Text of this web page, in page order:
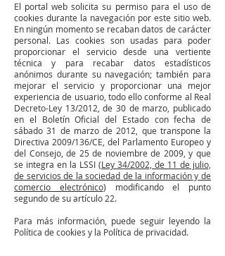
El portal web solicita su permiso para el uso de
cookies durante la navegación por este sitio web.
En ningún momentose recaban datos de carácter
personal. Las cookies son usadas para poder
proporcionar el servicio desde una vertiente
técnica y para recabar datos estadísticos
anónimos durante su navegación; también para
mejorar el servicio y proporcionar una mejor
experiencia de usuario, todo ello conforme al Real
Decreto-Ley 13/2012, de 30 de marzo, publicado
en el Boletín Oficial del Estado con fecha de
sábado 31 de marzo de 2012, que transpone la
Directiva 2009/136/CE, del Parlamento Europeo y
del Consejo, de 25 de noviembre de 2009, y que
se integra en la LSSI (Ley 34/2002, de 11 de julio,
de servicios de la sociedad de la información y de
comercio electrónico) modificando el punto
segundo de su artículo 22.
Para más información, puede seguir leyendo la
Política de cookies y la Política de privacidad.